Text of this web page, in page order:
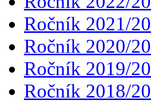
Ročník 2021/
Ročník 2020/
Ročník 2019/
Ročník 2018/